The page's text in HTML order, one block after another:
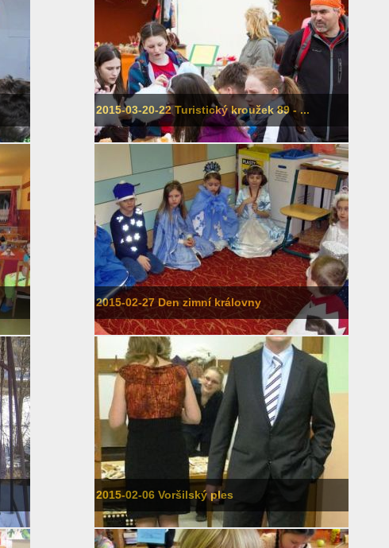
2015-03-20-22 Turistický kroužek 89 - ...
2015-02-27 Den zimní královny
2015-02-06 Voršilský ples